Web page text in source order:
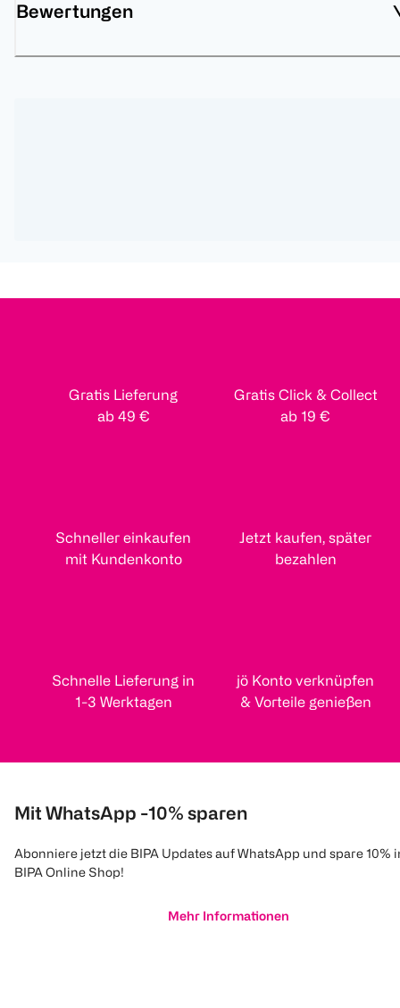
Bewertungen
Gratis Lieferung
ab 49 €
Gratis Click & Collect
ab 19 €
Schneller einkaufen
mit Kundenkonto
Jetzt kaufen, später
bezahlen
Schnelle Lieferung in
1-3 Werktagen
jö Konto verknüpfen
& Vorteile genießen
Mit WhatsApp -10% sparen
Abonniere jetzt die BIPA Updates auf WhatsApp und spare 10%
BIPA Online Shop!
Mehr Informationen